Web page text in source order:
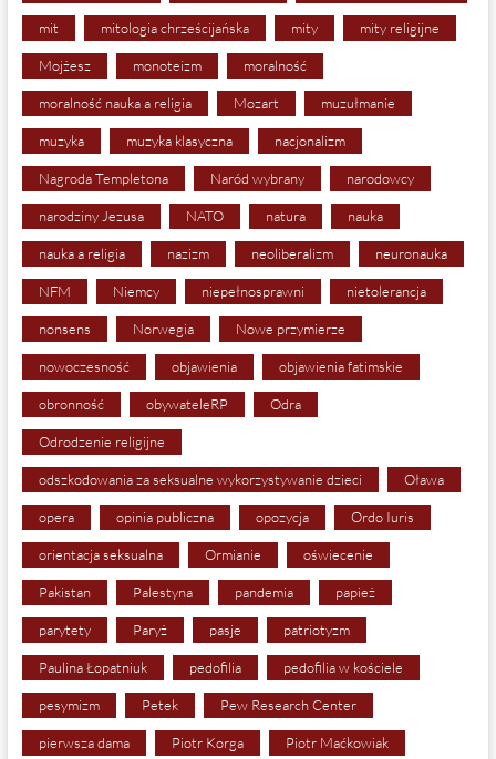
mit mitologia chrześcijańska mity mity religijne
Mojżesz monoteizm moralność
moralność nauka a religia Mozart muzułmanie
muzyka muzyka klasyczna nacjonalizm
Nagroda Templetona Naród wybrany narodowcy
narodziny Jezusa NATO natura nauka
nauka a religia nazizm neoliberalizm neuronauka
NFM Niemcy niepełnosprawni nietolerancja
nonsens Norwegia Nowe przymierze
nowoczesność objawienia objawienia fatimskie
obronność obywateleRP Odra
Odrodzenie religijne
odszkodowania za seksualne wykorzystywanie dzieci Oława
opera opinia publiczna opozycja Ordo Iuris
orientacja seksualna Ormianie oświecenie
Pakistan Palestyna pandemia papież
parytety Paryż pasje patriotyzm
Paulina Łopatniuk pedofilia pedofilia w kościele
pesymizm Petek Pew Research Center
pierwsza dama Piotr Korga Piotr Maćkowiak